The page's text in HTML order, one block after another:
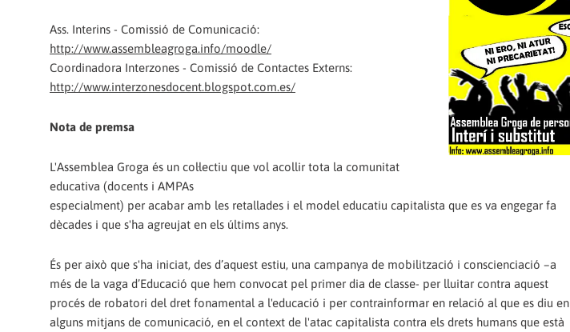
Ass. Interins - Comissió de Comunicació:
http://www.assembleagroga.info/moodle/
Coordinadora Interzones - Comissió de Contactes Externs:
http://www.interzonesdocent.blogspot.com.es/
Nota de premsa
L'Assemblea Groga és un col·lectiu que vol acollir tota la comunitat
educativa (docents i AMPAs
especialment) per acabar amb les retallades i el model educatiu capitalista que es va engegar fa
dècades i que s'ha agreujat en els últims anys.
És per això que s'ha iniciat, des d’aquest estiu, una campanya de mobilització i conscienciació –a
més de la vaga d’Educació que hem convocat pel primer dia de classe- per lluitar contra aquest
procés de robatori del dret fonamental a l'educació i per contrainformar en relació al que es diu en
alguns mitjans de comunicació, en el context de l'atac capitalista contra els drets humans que està